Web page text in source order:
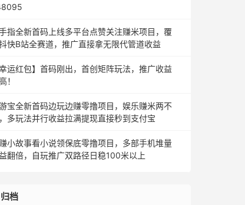
指全新首码上线多平台点赞关注赚米项目，覆
快B站全赛道，推广直接拿无限代管道收益
幸运红包】首码刚出，首创矩阵玩法，推广收益
！
宝全新首码边玩边赚零撸项目，娱乐赚米两不
多玩法并行收益拉满提现直接秒到支付宝
小故事看小说领保底零撸项目，多部手机堆量
翻倍，自玩推广双路径日稳100米以上
归档